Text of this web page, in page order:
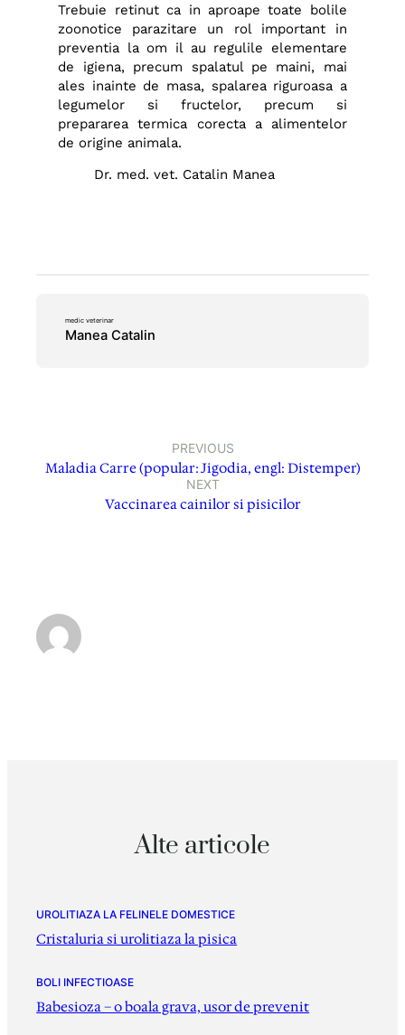
Trebuie retinut ca in aproape toate bolile
zoonotice parazitare un rol important in
preventia la om il au regulile elementare
de igiena, precum spalatul pe maini, mai
ales inainte de masa, spalarea riguroasa a
legumelor si fructelor, precum si
prepararea termica corecta a alimentelor
de origine animala.
Dr. med. vet. Catalin Manea
medic veterinar
Manea Catalin
PREVIOUS
Maladia Carre (popular: Jigodia, engl: Distemper)
NEXT
Vaccinarea cainilor si pisicilor
Alte articole
UROLITIAZA LA FELINELE DOMESTICE
Cristaluria si urolitiaza la pisica
BOLI INFECTIOASE
Babesioza – o boala grava, usor de prevenit